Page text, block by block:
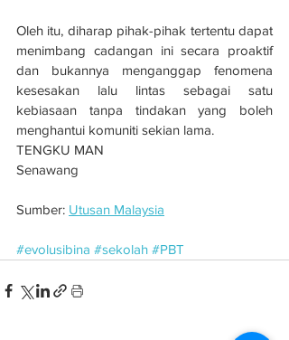
Oleh itu, diharap pihak-pihak tertentu dapat
menimbang cadangan ini secara proaktif
dan bukannya menganggap fenomena
kesesakan lalu lintas sebagai satu
kebiasaan tanpa tindakan yang boleh
menghantui komuniti sekian lama.
TENGKU MAN
Senawang
Sumber: Utusan Malaysia
#evolusibina #sekolah #PBT